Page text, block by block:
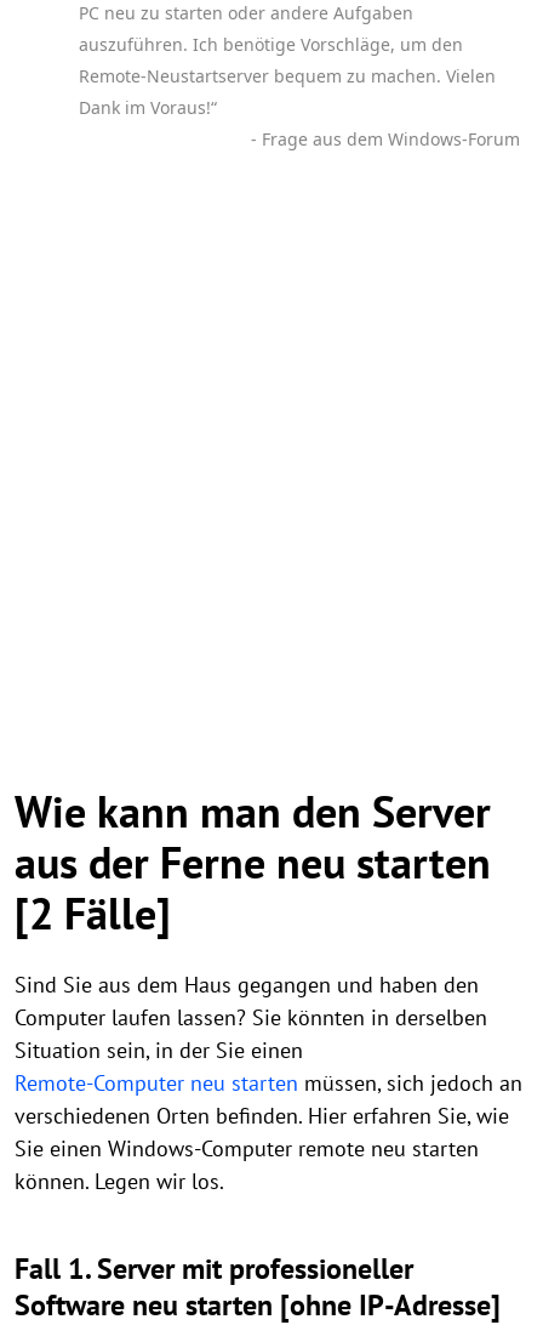
PC neu zu starten oder andere Aufgaben
auszuführen. Ich benötige Vorschläge, um den
Remote-Neustartserver bequem zu machen. Vielen
Dank im Voraus!“
- Frage aus dem Windows-Forum
Wie kann man den Server
aus der Ferne neu starten
[2 Fälle]
Sind Sie aus dem Haus gegangen und haben den
Computer laufen lassen? Sie könnten in derselben
Situation sein, in der Sie einen
Remote-Computer neu starten müssen, sich jedoch an
verschiedenen Orten befinden. Hier erfahren Sie, wie
Sie einen Windows-Computer remote neu starten
können. Legen wir los.
Fall 1. Server mit professioneller
Software neu starten [ohne IP-Adresse]